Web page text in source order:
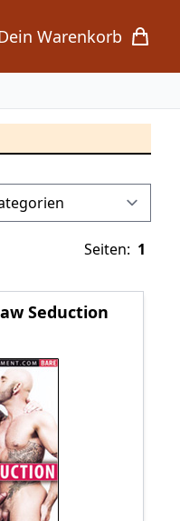
Warenkorb
in cart, view bag
Seiten: 1
Seduction